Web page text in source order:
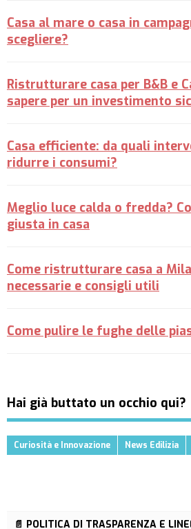
Casa al mare o casa in
scegliere?
Ristrutturare casa per B&B e
sapere per un investimento
Casa efficiente: da quali
ridurre i consumi?
Meglio luce calda o fredda?
giusta in casa
Come ristrutturare casa a
necessarie e consigli utili
Come pulire le fughe delle
Hai già buttato un occhio qui?
Curiosità e Innovazione News Edilizia
📄 POLITICA DI TRASPARENZA E